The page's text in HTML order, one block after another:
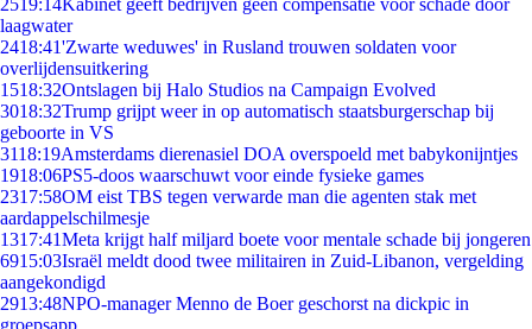
2519:14Kabinet geeft bedrijven geen compensatie voor schade door
laagwater
2418:41'Zwarte weduwes' in Rusland trouwen soldaten voor
overlijdensuitkering
1518:32Ontslagen bij Halo Studios na Campaign Evolved
3018:32Trump grijpt weer in op automatisch staatsburgerschap bij
geboorte in VS
3118:19Amsterdams dierenasiel DOA overspoeld met babykonijntjes
1918:06PS5-doos waarschuwt voor einde fysieke games
2317:58OM eist TBS tegen verwarde man die agenten stak met
aardappelschilmesje
1317:41Meta krijgt half miljard boete voor mentale schade bij jongeren
6915:03Israël meldt dood twee militairen in Zuid-Libanon, vergelding
aangekondigd
2913:48NPO-manager Menno de Boer geschorst na dickpic in
groepsapp